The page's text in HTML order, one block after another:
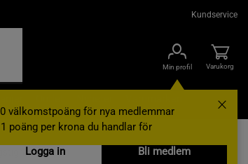
Kundservice
Min profil
välkomstpoäng för nya medlemmar
poäng per krona du handlar för
Logga in
Bli medlem
Varukorg